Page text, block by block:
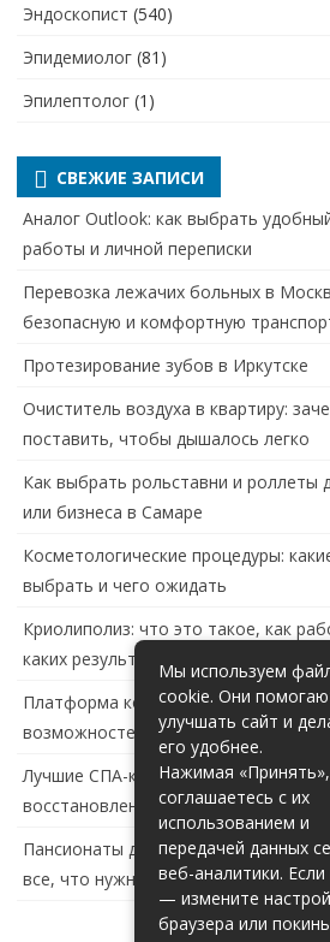
Эндоскопист (540)
Эпидемиолог (81)
Эпилептолог (1)
СВЕЖИЕ ЗАПИСИ
Аналог Outlook: как выбрать
работы и личной переписки
Перевозка лежачих больных в
безопасную и комфортную
Протезирование зубов в Иркутске
Очиститель воздуха в квартиру:
поставить, чтобы дышалось легко
Как выбрать рольставни и роллеты
или бизнеса в Самаре
Косметологические процедуры:
выбрать и чего ожидать
Криолиполиз: что это такое, как
каких результатов ждать
Платформа контейнеризации в
возможностей и перспектив
Лучшие СПА-комплексы в Тольятти
восстановление за городом
Пансионаты для пожилых с
все, что нужно знать
Мы используем
cookie. Они
улучшать сайт и
его удобнее.
Нажимая
соглашаетесь с их
использованием и
передачей данных
веб-аналитики. Если
— измените
браузера или